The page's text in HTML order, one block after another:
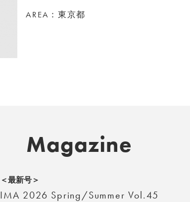
AREA：東京都
Magazine
＜最新号＞
IMA 2026 Spring/Summer Vol.45